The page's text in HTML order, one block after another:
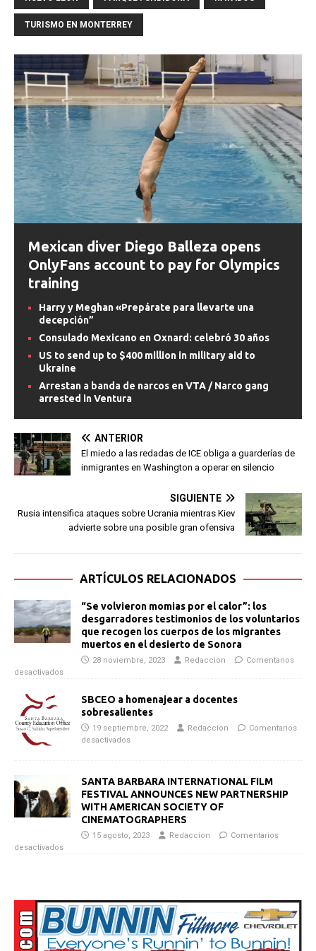
TURISMO EN MONTERREY
Mexican diver Diego Balleza opens
OnlyFans account to pay for Olympics
training
Harry y Meghan «Prepárate para llevarte una
decepción”
Consulado Mexicano en Oxnard: celebró 30 años
US to send up to $400 million in military aid to
Ukraine
Arrestan a banda de narcos en VTA / Narco gang
arrested in Ventura
ANTERIOR
El miedo a las redadas de ICE obliga a guarderías de
inmigrantes en Washington a operar en silencio
SIGUIENTE
Rusia intensifica ataques sobre Ucrania mientras Kiev
advierte sobre una posible gran ofensiva
ARTÍCULOS RELACIONADOS
“Se volvieron momias por el calor”: los
desgarradores testimonios de los voluntarios
que recogen los cuerpos de los migrantes
muertos en el desierto de Sonora
28 noviembre, 2023 Redaccion
Comentarios
desactivados
SBCEO a homenajear a docentes
sobresalientes
19 septiembre, 2022 Redaccion
Comentarios
desactivados
SANTA BARBARA INTERNATIONAL FILM
FESTIVAL ANNOUNCES NEW PARTNERSHIP
WITH AMERICAN SOCIETY OF
CINEMATOGRAPHERS
15 agosto, 2023 Redaccion
Comentarios
desactivados